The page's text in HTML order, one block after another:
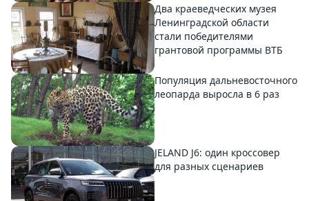
Два краеведческих музея
Ленинградской области
стали победителями
грантовой программы ВТБ
Популяция дальневосточного
леопарда выросла в 6 раз
JELAND J6: один кроссовер
для разных сценариев